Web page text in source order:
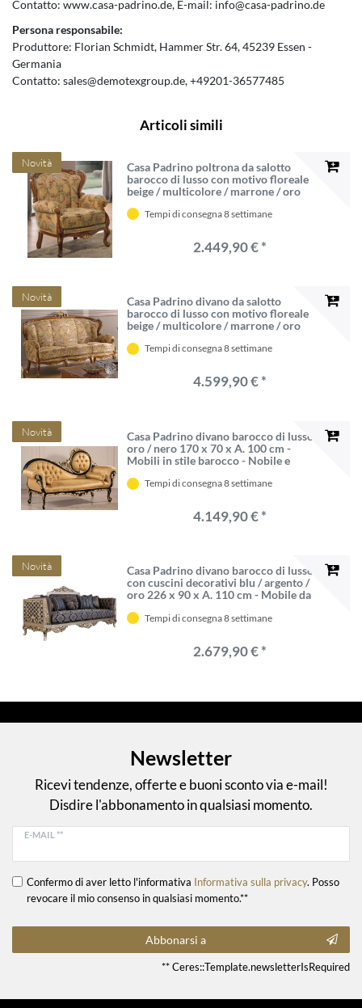
Contatto: www.casa-padrino.de E-mail: info@casa-padrino.de
Persona responsabile:
Produttore: Florian Schmidt Hammer Str.64 45239 Essen
Germania
Contatto: sales@demotexgroup.de +49201-36577485
Articoli simili
Novità
Casa Padrino poltrona da salotto
barocco di lusso con motivo floreale
beige / multicolore / marrone / oro
soggiorno in stile barocco nobile
Tempi di consegna 8 settimane
2.449,90 € *
Novità
Casa Padrino divano da salotto
barocco di lusso con motivo floreale
beige / multicolore / marrone / oro
soggiorno in stile barocco nobile
Tempi di consegna 8 settimane
4.599,90 € *
Novità
Casa Padrino divano barocco di lusso
oro / nero 170 x 70 x A. 100 cm -
Mobili in stile barocco - Nobile e
Tempi di consegna 8 settimane
4.149,90 € *
Novità
Casa Padrino divano barocco di lusso
con cuscini decorativi blu / argento /
oro 226 x 90 x A. 110 cm - Mobile da
Tempi di consegna 8 settimane
2.679,90 € *
Newsletter
Ricevi tendenze, offerte e buoni sconto via e-mail!
Disdire l'abbonamento in qualsiasi momento.
E-MAIL **
Confermo di aver letto l'informativa Informativa sulla privacy. Posso
revocare il mio consenso in qualsiasi momento.**
Abbonarsi a
** Ceres::Template.newsletterIsRequired